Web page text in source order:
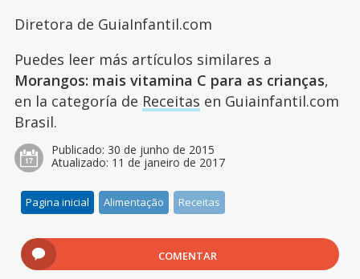
Diretora de GuiaInfantil.com
Puedes leer más artículos similares a
Morangos: mais vitamina C para as crianças,
en la categoría de Receitas en Guiainfantil.com
Brasil.
Publicado: 30 de junho de 2015
Atualizado: 11 de janeiro de 2017
Pagina inicial Alimentação Receitas
COMENTAR